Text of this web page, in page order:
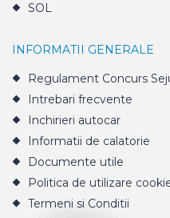
SOL
INFORMATII GENERALE
Regulament Concurs
Intrebari frecvente
Inchirieri autocar
Informatii de calatorie
Documente utile
Politica de utilizare
Termeni si Conditii